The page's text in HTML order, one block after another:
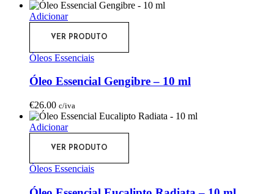
Adicionar
VER PRODUTO
Óleos Essenciais
Óleo Essencial Gengibre – 10 ml
€26.00 c/iva
Adicionar
VER PRODUTO
Óleos Essenciais